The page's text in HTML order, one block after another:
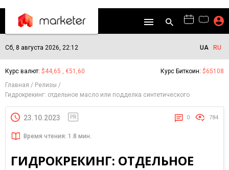
Сб, 8 августа 2026, 22:12 UA RU
Курс валют: $44,65 , €51,60 Курс Биткоин: $65108
Главная
Релизы
Гидрокрекинг: отдельное масло или подделка синтетического
23.10.2023 PR 0 784
Время чтения: 1.8 мин.
ГИДРОКРЕКИНГ: ОТДЕЛЬНОЕ